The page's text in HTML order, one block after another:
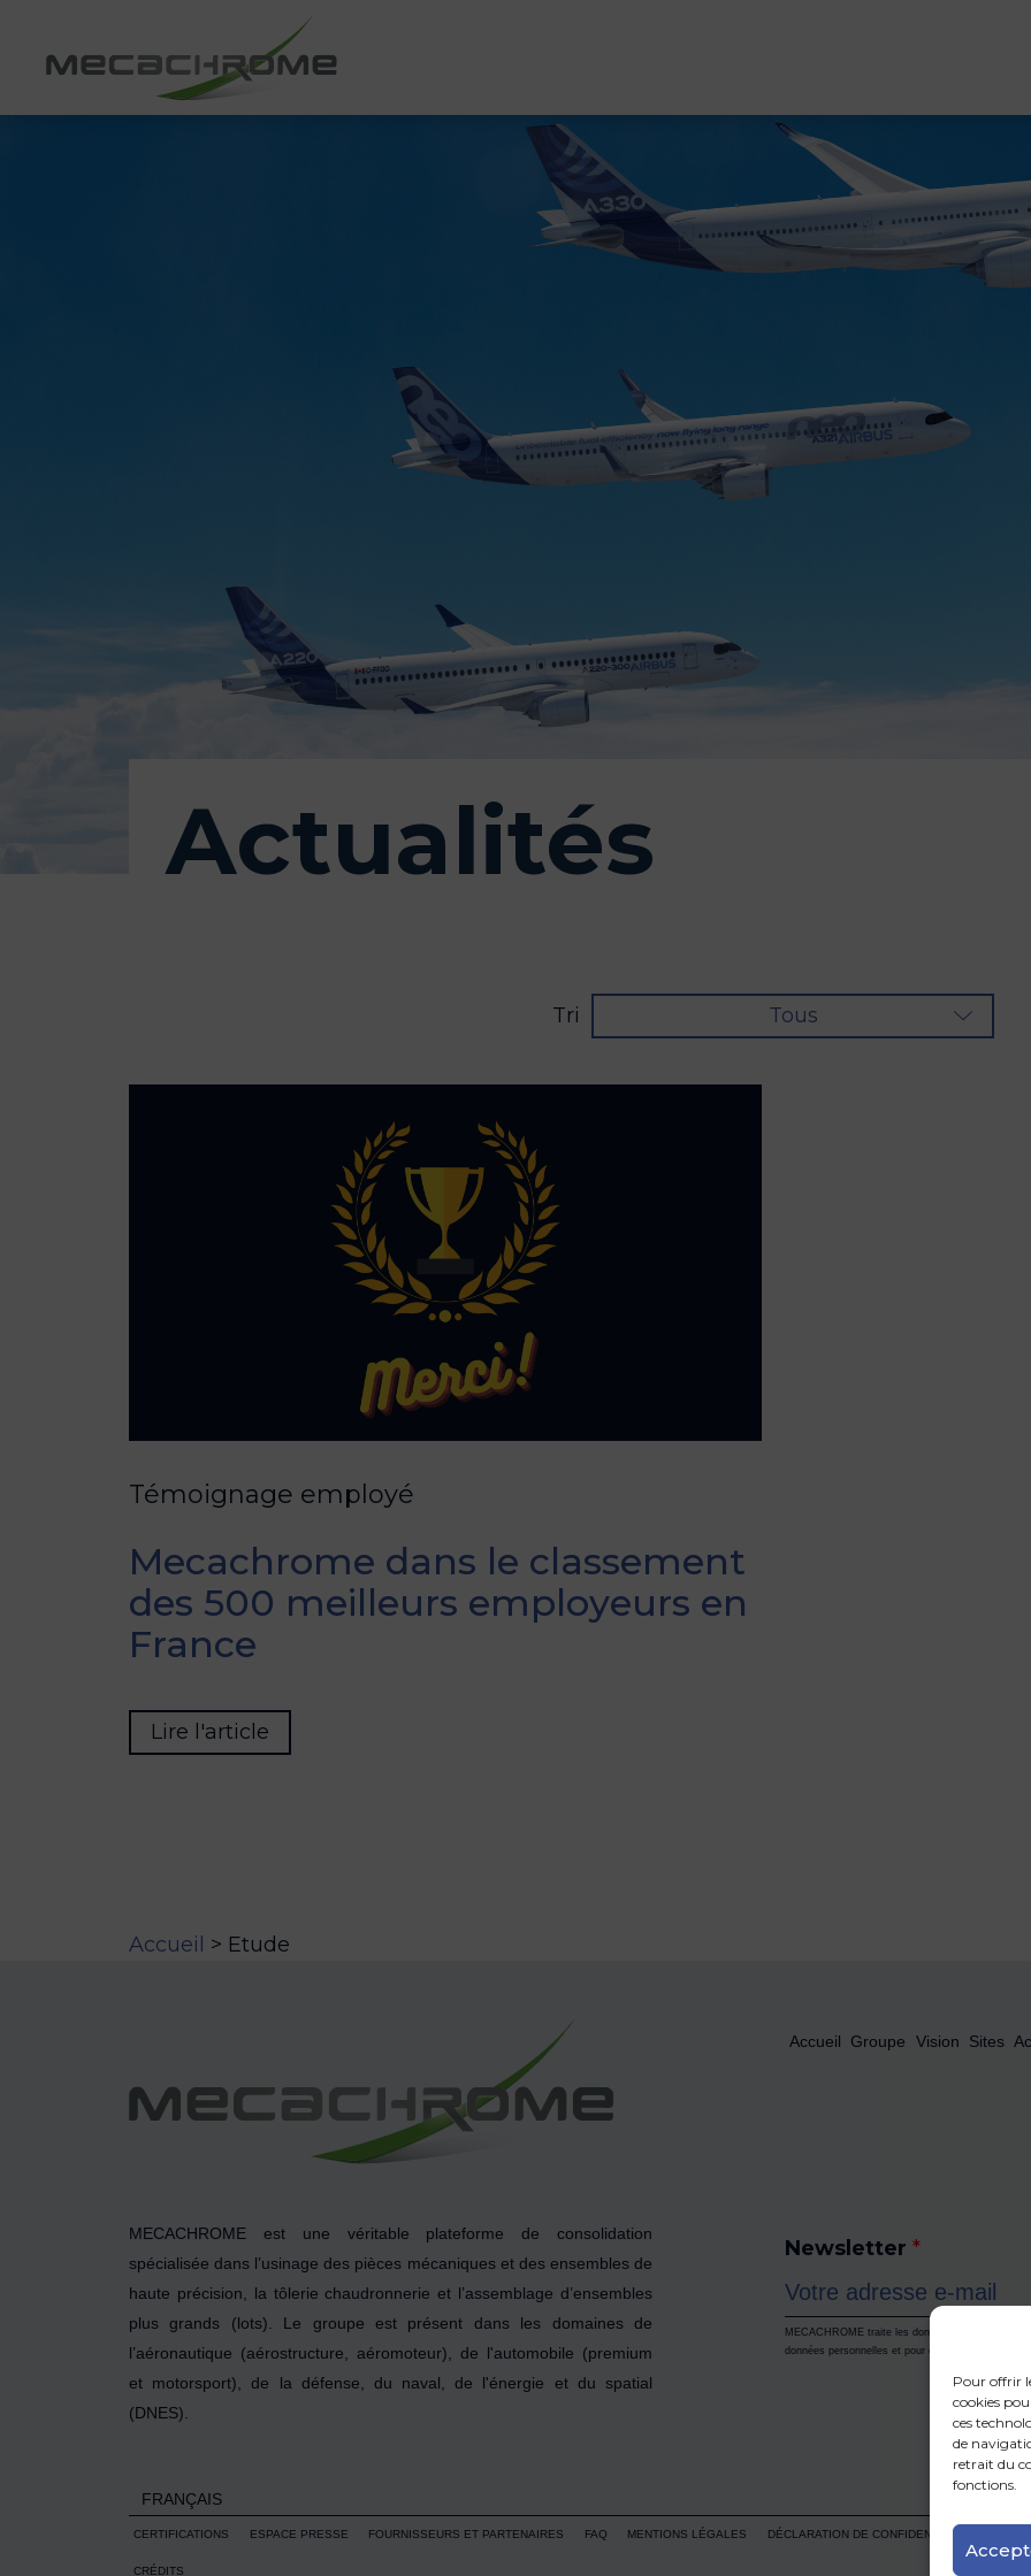
Pour offrir
cookies
ces
de
retrait du
fonctions.
Actualités
Tri Tous
Témoignage employé
Mecachrome dans le classement
des 500 meilleurs employeurs en
France
Lire l'article
Accueil > Etude
MECACHROME est une véritable plateforme de consolidation
spécialisée dans l’usinage des pièces mécaniques et des ensembles de
haute précision, la tôlerie chaudronnerie et l’assemblage d’ensembles
plus grands (lots). Le groupe est présent dans les domaines de
l’aéronautique (aérostructure, aéromoteur), de l'automobile (premium
et motorsport), de la défense, du naval, de l'énergie et du spatial
(DNES).
Accueil Groupe Vision Sites
Newsletter *
MECACHROME traite les données recueillies
données personnelles et pour exercer vos droits,
FRANÇAIS
CERTIFICATIONS ESPACE PRESSE FOURNISSEURS ET PARTENAIRES FAQ MENTIONS LÉGALES DÉCLARATION DE CONFIDENTIALITÉ
CRÉDITS